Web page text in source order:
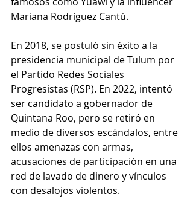
Mariana Rodríguez Cantú.
En 2018, se postuló sin éxito a la
presidencia municipal de Tulum por
el Partido Redes Sociales
Progresistas (RSP). En 2022, intentó
ser candidato a gobernador de
Quintana Roo, pero se retiró en
medio de diversos escándalos, entre
ellos amenazas con armas,
acusaciones de participación en una
red de lavado de dinero y vínculos
con desalojos violentos.